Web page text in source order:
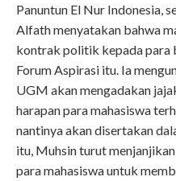
Panuntun El Nur Indonesia,
Alfath menyatakan bahwa
kontrak politik kepada para
Forum Aspirasi itu. Ia
UGM akan mengadakan
harapan para mahasiswa
nantinya akan disertakan
itu, Muhsin turut
para mahasiswa untuk